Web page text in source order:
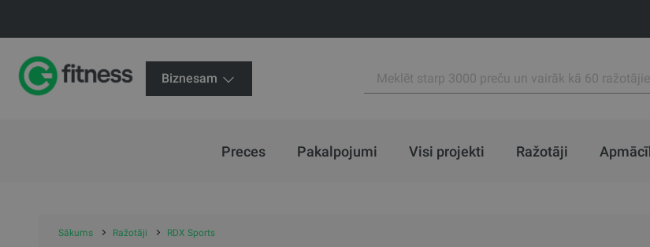
Biznesam
Preces Pakalpojumi Visi projekti Ražotāji
Sākums Ražotāji RDX Sports